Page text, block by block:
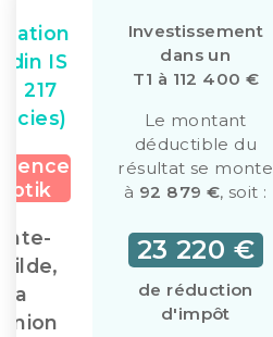
IS
217
La
Investissement
dans un
T1 à 112 400 €
Le montant
déductible du
résultat se monte
à 92 879 €, soit :
23 220 €
de réduction
d'impôt